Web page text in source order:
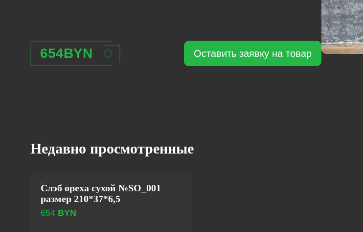
654BYN Оставить заявку на товар
Недавно просмотренные
Слэб ореха сухой №SO_001
размер 210*37*6,5
654 BYN